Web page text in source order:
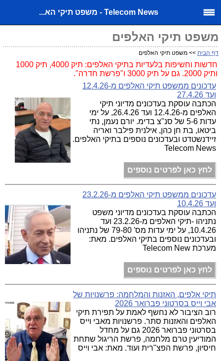
Telecom News - משפט תיקי הא...
משפט תיקי האלפים
דף הבית >> משפט תיקי האלפים
חדשות וחשיפות בלעדיות בתיקי האלפים: תיק 4000, תיק 1000
ותיק 2000. גם על תיק 3000 ו"פרשת חדרה".
עדכונים ממשפט תיקי האלפים מ-12.4.26
ועד 27.4.26
הכתבה עוסקת בעדכונים מדיוני תיקי
האלפים מ-12.4.26 ועד 26.4.26, על ימי
עדות 5-6 של סנ"צ בדימ. יורם נעמן, נתי
ביטאו, בת חן כהן, אילנית פילבר ואריה
זיידנשטדט ובעדכונים נוספים בתיקי האלפים.
Telecom News
לחץ כאן לפרטים נוספים
עדכונים ממשפט תיקי האלפים מ-23.2.26
ועד 10.4.26
הכתבה עוסקת בעדכונים מדיוני משפט
נתניהו -תיקי האלפים מ-23.2.26 ועד
10.4.26, על ימי עדות מס' 79-80 של נתניהו
ובעדכונים נוספים בתיקי האלפים. מאת:
מערכת Telecom New
לחץ כאן לפרטים נוספים
תיקי אלפים, האזנות והמלחמה: פרשנויות של
אבי וייס בסרטוני פברואר 2026
רוב הציבור לא נחשף לאמת על תפירת תיקי
האלפים והאזנות סתר. פרשנויות מאבי וייס
בסרטוני פברואר 2026 גם על מחדל
המודיעין טרם מלחמה, פרשת הריגול שתחת
חיסיון, פרשת הפצ"רית ועוד. מאת: אבי וייס